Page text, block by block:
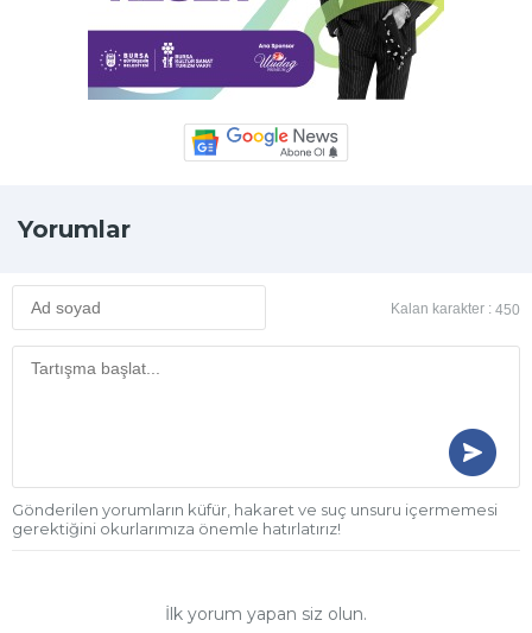
Yorumlar
Kalan karakter : 450
Gönderilen yorumların küfür, hakaret ve suç unsuru içermemesi
gerektiğini okurlarımıza önemle hatırlatırız!
İlk yorum yapan siz olun.